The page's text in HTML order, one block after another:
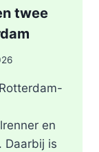
twee
en
Daarbij is